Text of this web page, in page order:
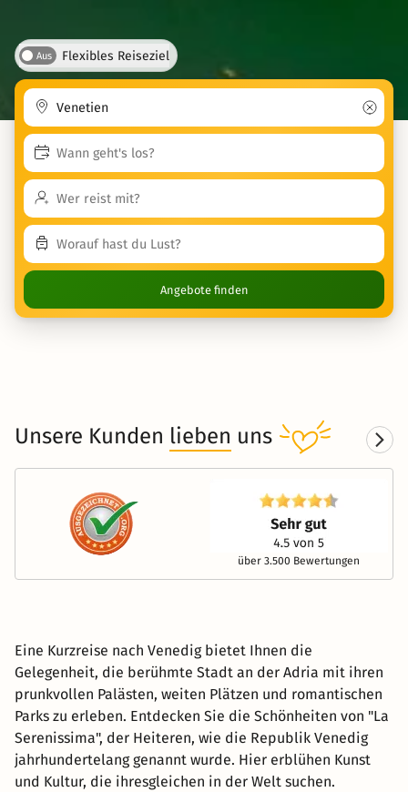
Aus Flexibles Reiseziel
Angebote finden
Unsere Kunden lieben uns
über 3.500 Bewertungen
Eine Kurzreise nach Venedig bietet Ihnen die
Gelegenheit, die berühmte Stadt an der Adria mit ihren
prunkvollen Palästen, weiten Plätzen und romantischen
Parks zu erleben. Entdecken Sie die Schönheiten von "La
Serenissima", der Heiteren, wie die Republik Venedig
jahrhundertelang genannt wurde. Hier erblühen Kunst
und Kultur, die ihresgleichen in der Welt suchen.